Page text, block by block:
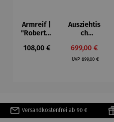
Armreif |
"Roberta"
Mütz
Regulärer Preis:
108,00 €
Ausziehtis
ch
– Valor
Verkaufspreis:
699,00 €
UVPRegulärer Preis:
899,00 €
Versandkostenfrei ab 90 €